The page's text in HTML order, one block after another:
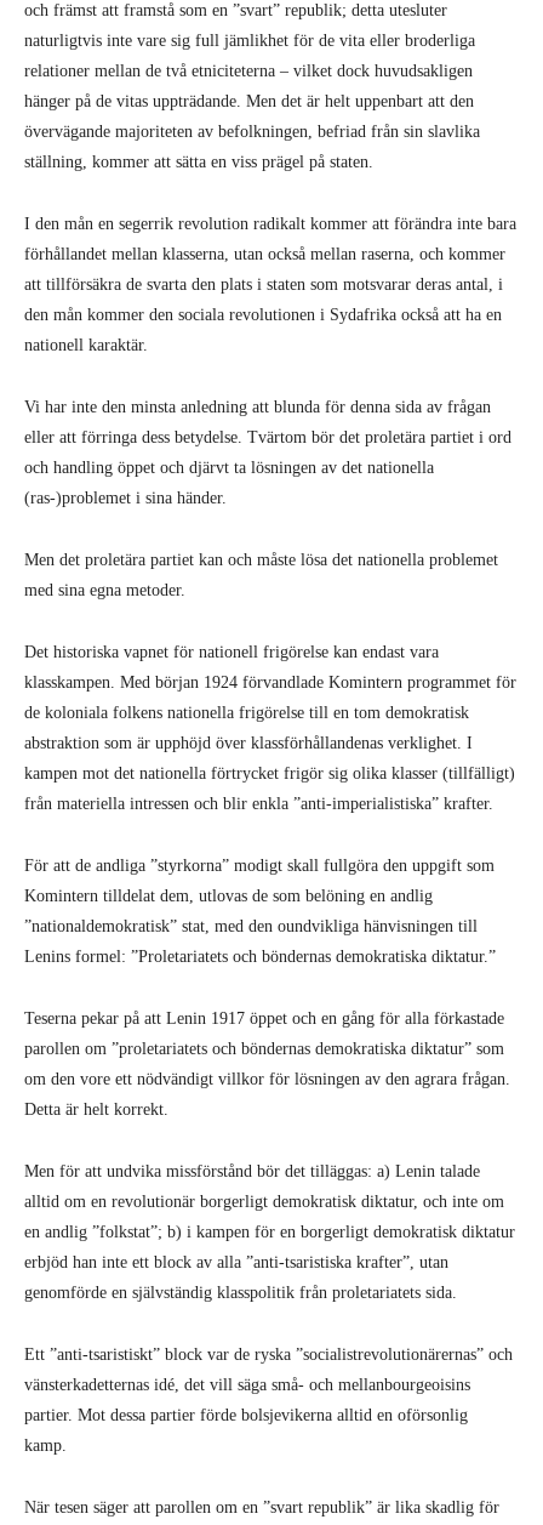
och främst att framstå som en ”svart” republik; detta utesluter
naturligtvis inte vare sig full jämlikhet för de vita eller broderliga
relationer mellan de två etniciteterna – vilket dock huvudsakligen
hänger på de vitas uppträdande. Men det är helt uppenbart att den
övervägande majoriteten av befolkningen, befriad från sin slavlika
ställning, kommer att sätta en viss prägel på staten.
I den mån en segerrik revolution radikalt kommer att förändra inte bara
förhållandet mellan klasserna, utan också mellan raserna, och kommer
att tillförsäkra de svarta den plats i staten som motsvarar deras antal, i
den mån kommer den sociala revolutionen i Sydafrika också att ha en
nationell karaktär.
Vi har inte den minsta anledning att blunda för denna sida av frågan
eller att förringa dess betydelse. Tvärtom bör det proletära partiet i ord
och handling öppet och djärvt ta lösningen av det nationella
(ras-)problemet i sina händer.
Men det proletära partiet kan och måste lösa det nationella problemet
med sina egna metoder.
Det historiska vapnet för nationell frigörelse kan endast vara
klasskampen. Med början 1924 förvandlade Komintern programmet för
de koloniala folkens nationella frigörelse till en tom demokratisk
abstraktion som är upphöjd över klassförhållandenas verklighet. I
kampen mot det nationella förtrycket frigör sig olika klasser (tillfälligt)
från materiella intressen och blir enkla ”anti-imperialistiska” krafter.
För att de andliga ”styrkorna” modigt skall fullgöra den uppgift som
Komintern tilldelat dem, utlovas de som belöning en andlig
”nationaldemokratisk” stat, med den oundvikliga hänvisningen till
Lenins formel: ”Proletariatets och böndernas demokratiska diktatur.”
Teserna pekar på att Lenin 1917 öppet och en gång för alla förkastade
parollen om ”proletariatets och böndernas demokratiska diktatur” som
om den vore ett nödvändigt villkor för lösningen av den agrara frågan.
Detta är helt korrekt.
Men för att undvika missförstånd bör det tilläggas: a) Lenin talade
alltid om en revolutionär borgerligt demokratisk diktatur, och inte om
en andlig ”folkstat”; b) i kampen för en borgerligt demokratisk diktatur
erbjöd han inte ett block av alla ”anti-tsaristiska krafter”, utan
genomförde en självständig klasspolitik från proletariatets sida.
Ett ”anti-tsaristiskt” block var de ryska ”socialistrevolutionärernas” och
vänsterkadetternas idé, det vill säga små- och mellanbourgeoisins
partier. Mot dessa partier förde bolsjevikerna alltid en oförsonlig
kamp.
När tesen säger att parollen om en ”svart republik” är lika skadlig för